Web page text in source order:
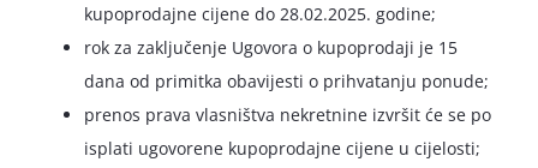
kupoprodajne cijene do 28.02.2025. godine;
rok za zaključenje Ugovora o kupoprodaji je 15
dana od primitka obavijesti o prihvatanju ponude;
prenos prava vlasništva nekretnine izvršit će se po
isplati ugovorene kupoprodajne cijene u cijelosti;